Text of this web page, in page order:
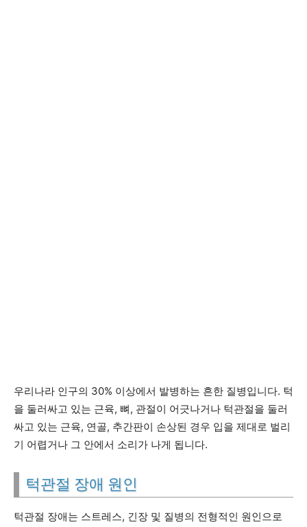
우리나라 인구의 30% 이상에서 발병하는 흔한 질병입니다. 턱
을 둘러싸고 있는 근육, 뼈, 관절이 어긋나거나 턱관절을 둘러
싸고 있는 근육, 연골, 추간판이 손상된 경우 입을 제대로 벌리
기 어렵거나 그 안에서 소리가 나게 됩니다.
턱관절 장애 원인
턱관절 장애는 스트레스, 긴장 및 질병의 전형적인 원인으로